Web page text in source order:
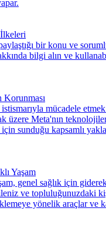
bir konu ve
bilgi alın ve
Korunması
mücadele etmek
üzere Meta'nın
sunduğu kapsamlı
Yaşam
genel sağlık için
ve topluluğunuzdaki
yönelik araçlar ve